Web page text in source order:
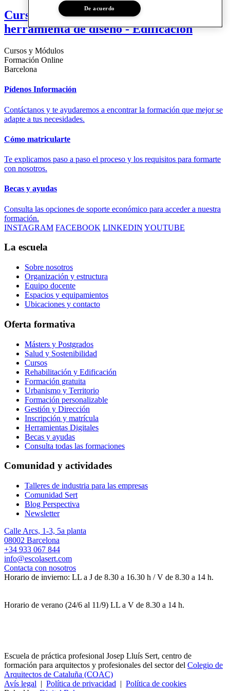
Curso | La accesibilidad como
herramienta de diseño - Edificación
Cursos y Módulos
Formación Online
Barcelona
Pídenos Información
Contáctanos y te ayudaremos a encontrar la formación que mejor se
adapte a tus necesidades.
Cómo matricularte
Te explicamos paso a paso el proceso y los requisitos para formarte
con nosotros.
Becas y ayudas
Consulta las opciones de soporte económico para acceder a nuestra
formación.
INSTAGRAM FACEBOOK LINKEDIN YOUTUBE
La escuela
Sobre nosotros
Organización y estructura
Equipo docente
Espacios y equipamientos
Ubicaciones y contacto
Oferta formativa
Másters y Postgrados
Salud y Sostenibilidad
Cursos
Rehabilitación y Edificación
Formación gratuita
Urbanismo y Territorio
Formación personalizable
Gestión y Dirección
Inscripción y matrícula
Herramientas Digitales
Becas y ayudas
Consulta todas las formaciones
Comunidad y actividades
Talleres de industria para las empresas
Comunidad Sert
Blog Perspectiva
Newsletter
Calle Arcs, 1-3, 5a planta
08002 Barcelona
+34 933 067 844
info@escolasert.com
Contacta con nosotros
Horario de invierno: LL a J de 8.30 a 16.30 h / V de 8.30 a 14 h.
Horario de verano (24/6 al 11/9) LL a V de 8.30 a 14 h.
Escuela de práctica profesional Josep Lluís Sert, centro de
formación para arquitectos y profesionales del sector del Colegio de
Arquitectos de Cataluña (COAC)
Avís legal | Política de privacidad | Política de cookies
De acuerdo